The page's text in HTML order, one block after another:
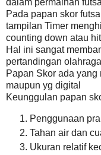
dalam permainan
Pada papan skor
tampilan Timer
counting down atau
Hal ini sangat
pertandingan
Papan Skor ada
maupun yg digital
Keunggulan papan
Penggunaan
Tahan air dan
Ukuran relatif